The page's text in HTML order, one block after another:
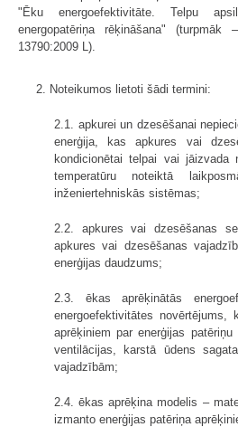
"Ēku energoefektivitāte. Telpu
energopatēriņa rēķināšana"
13790:2009 L).
2. Noteikumos lietoti šādi termini:
2.1. apkurei un dzesēšanai
enerģija, kas apkures vai
kondicionētai telpai vai
temperatūru noteiktā
inženiertehniskās sistēmas;
2.2. apkures vai dzesēšanas
apkures vai dzesēšanas
enerģijas daudzums;
2.3. ēkas aprēķinātās
energoefektivitātes novērtējums,
aprēķiniem par enerģijas patēriņu
ventilācijas, karstā ūdens
vajadzībām;
2.4. ēkas aprēķina modelis –
izmanto enerģijas patēriņa